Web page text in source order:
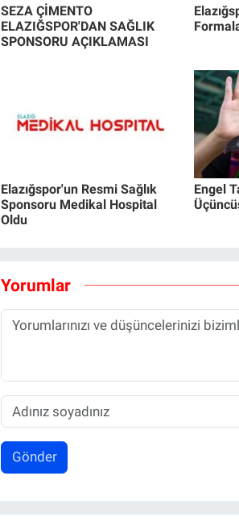
SEZA ÇİMENTO
ELAZIĞSPOR'DAN SAĞLIK
SPONSORU AÇIKLAMASI
Elazığspor'un Resmi Sağlık
Sponsoru Medikal Hospital
Oldu
Engel
Yorumlar
Gönder